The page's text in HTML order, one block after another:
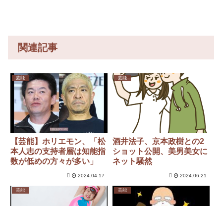
関連記事
芸能
【芸能】ホリエモン、「松
本人志の支持者層は知能指
数が低めの方々が多い」
2024.04.17
芸能
酒井法子、京本政樹との2
ショット公開、美男美女に
ネット騒然
2024.06.21
芸能 芸能